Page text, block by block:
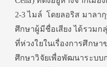
2-3 ไมล์ โดยลอริส มาลากุ
ศึกษาผู้มีชื่อเสียง ได้รวม
ที่ห่วงใยในเรื่องการศึกษ
ศึกษาวิจัยเพื่อพัฒนาระบบ